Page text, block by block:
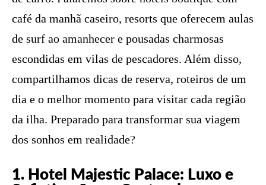
café da manhã caseiro, resorts que oferecem aulas
de surf ao amanhecer e pousadas charmosas
escondidas em vilas de pescadores. Além disso,
compartilhamos dicas de reserva, roteiros de um
dia e o melhor momento para visitar cada região
da ilha. Preparado para transformar sua viagem
dos sonhos em realidade?
1. Hotel Majestic Palace: Luxo e